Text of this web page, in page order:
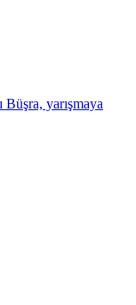
Büşra, yarışmaya